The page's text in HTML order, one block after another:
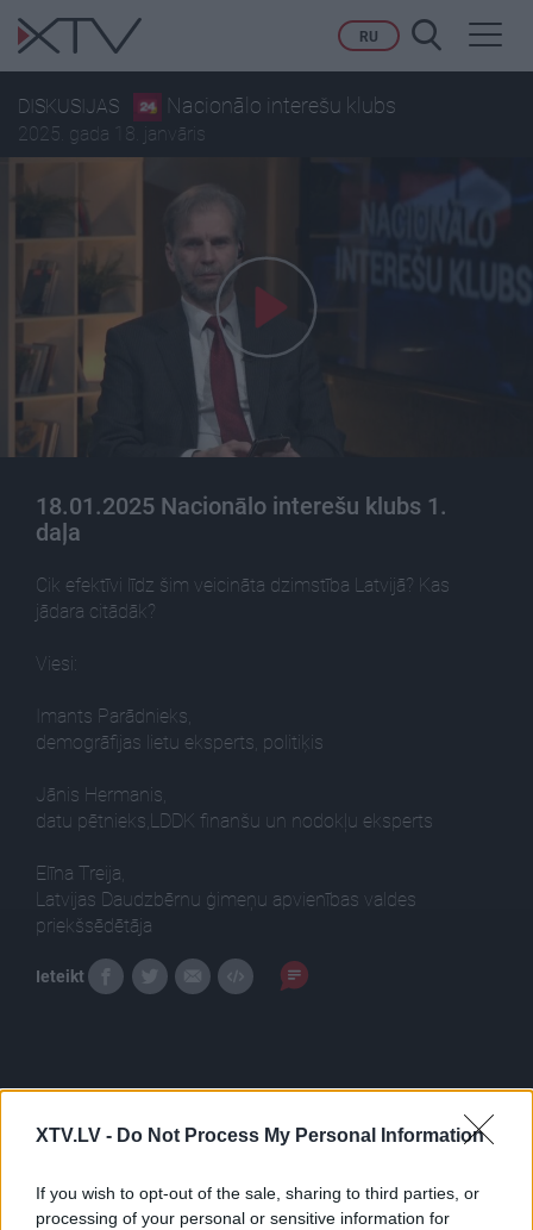
XTV.LV - Do Not Process My Personal Information
If you wish to opt-out of the sale, sharing to third parties, or
processing of your personal or sensitive information for
RU
DISKUSIJAS Nacionālo interešu klubs
2025. gada 18. janvāris
18.01.2025 Nacionālo interešu klubs 1.
daļa
Cik efektīvi līdz šim veicināta dzimstība Latvijā? Kas
jādara citādāk?
Viesi:
Imants Parādnieks,
demogrāfijas lietu eksperts, politiķis
Jānis Hermanis,
datu pētnieks,LDDK finanšu un nodokļu eksperts
Elīna Treija,
Latvijas Daudzbērnu ģimeņu apvienības valdes
priekšsēdētāja
Ieteikt
Pilni raidījumi